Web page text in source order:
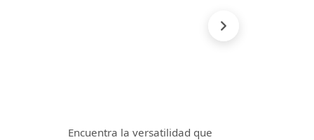
Encuentra la versatilidad que